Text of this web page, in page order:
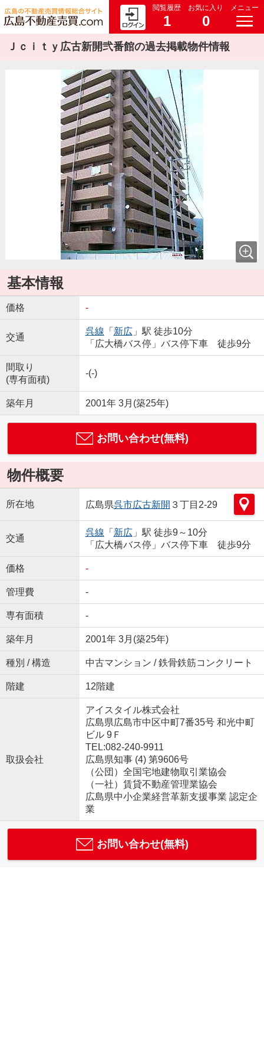
閲覧履歴
1
お気に入り
0
メニュー
Ｊｃｉｔｙ広古新開弐番館の過去掲載物件情報
基本情報
価格 -
交通
呉線 「 新広」駅 徒歩10分
「広大橋バス停」バス停下車 徒歩9分
間取り
(専有面積)
-(-)
築年月 2001年 3月(築25年)
お問い合わせ(無料)
物件概要
所在地 広島県呉市広古新開 ３丁目2-29
交通
呉線 「 新広」駅 徒歩9～10分
「広大橋バス停」バス停下車 徒歩9分
価格 -
管理費 -
専有面積 -
築年月 2001年 3月(築25年)
種別 / 構造 中古マンション / 鉄骨鉄筋コンクリート
階建 12階建
取扱会社
アイスタイル株式会社
広島県広島市中区中町7番35号 和光中町
ビル 9Ｆ
TEL:082-240-9911
広島県知事 (4) 第9606号
（公団）全国宅地建物取引業協会
（一社）賃貸不動産管理業協会
広島県中小企業経営革新支援事業 認定企
業
お問い合わせ(無料)